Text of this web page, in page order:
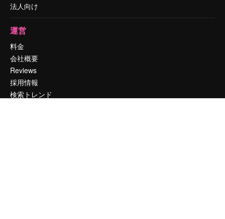
法人向け
運営
料金
会社概要
Reviews
採用情報
検索トレンド